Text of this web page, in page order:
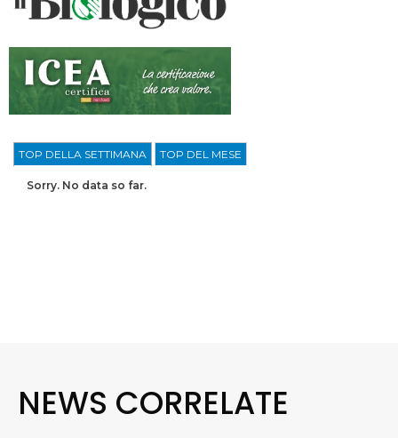
TOP DELLA SETTIMANA TOP DEL MESE
Sorry. No data so far.
NEWS CORRELATE